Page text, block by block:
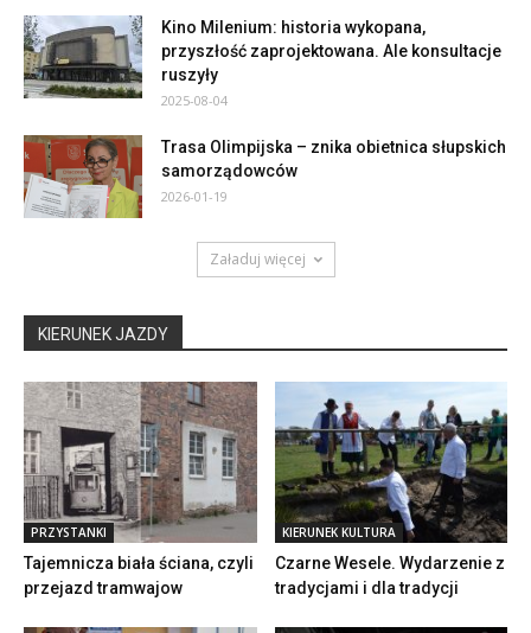
Kino Milenium: historia wykopana,
przyszłość zaprojektowana. Ale konsultacje
ruszyły
2025-08-04
Trasa Olimpijska – znika obietnica słupskich
samorządowców
2026-01-19
Załaduj więcej
KIERUNEK JAZDY
PRZYSTANKI
Tajemnicza biała ściana, czyli
przejazd tramwajow
KIERUNEK KULTURA
Czarne Wesele. Wydarzenie z
tradycjami i dla tradycji